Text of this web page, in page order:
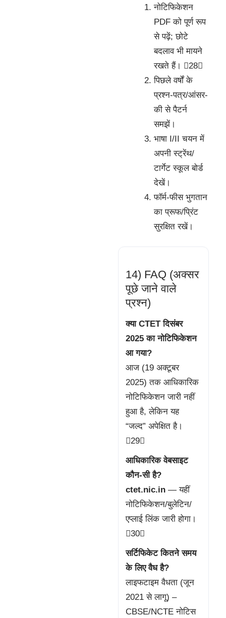
नोटिफिकेशन
PDF को पूर्ण रूप
से पढ़ें; छोटे
बदलाव भी मायने
रखते हैं। 28
पिछले वर्षों के
प्रश्न-पत्र/आंसर-
की से पैटर्न
समझें।
भाषा I/II चयन में
अपनी स्ट्रेंथ/
टार्गेट स्कूल बोर्ड
देखें।
फॉर्म-फीस भुगतान
का प्रूफ/प्रिंट
सुरक्षित रखें।
14) FAQ (अक्सर
पूछे जाने वाले
प्रश्न)
क्या CTET दिसंबर
2025 का नोटिफिकेशन
आ गया?
आज (19 अक्टूबर
2025) तक आधिकारिक
नोटिफिकेशन जारी नहीं
हुआ है, लेकिन यह
“जल्द” अपेक्षित है।
29
आधिकारिक वेबसाइट
कौन-सी है?
ctet.nic.in — यहीं
नोटिफिकेशन/बुलेटिन/
एप्लाई लिंक जारी होगा।
30
सर्टिफिकेट कितने समय
के लिए वैध है?
लाइफटाइम वैधता (जून
2021 से लागू) –
CBSE/NCTE नोटिस